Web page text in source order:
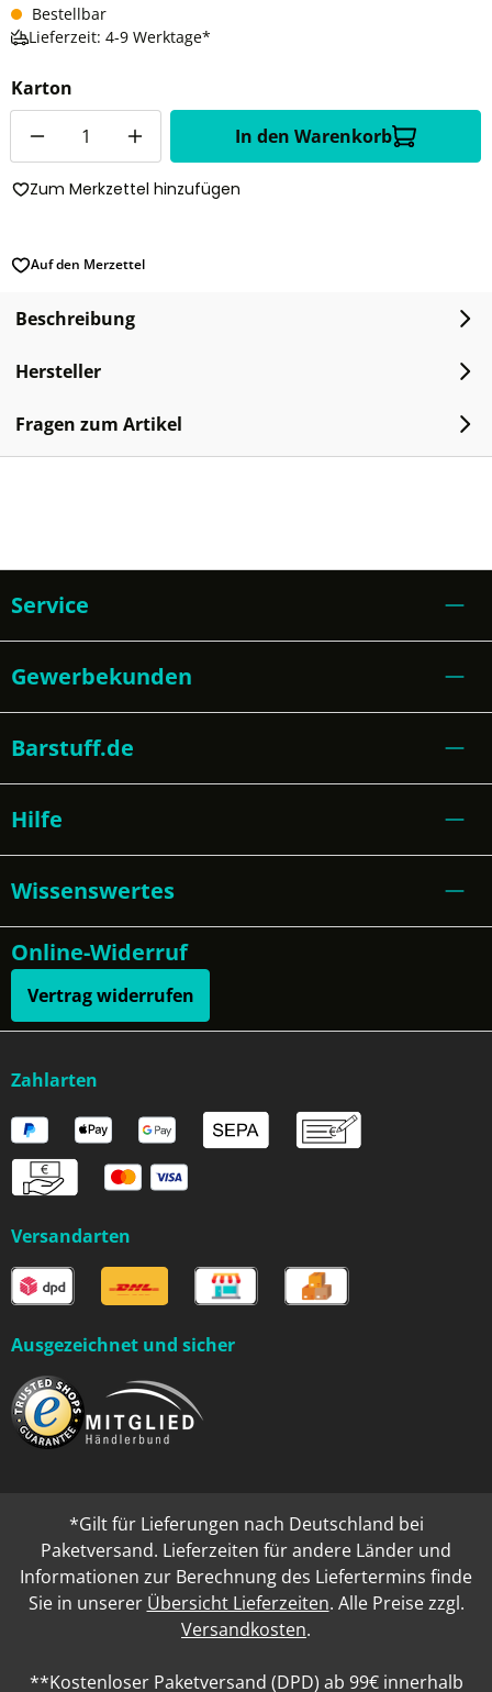
Bestellbar
Lieferzeit: 4-9 Werktage*
Karton
In den Warenkorb
Zum Merkzettel hinzufügen
Auf den Merzettel
Beschreibung
Hersteller
Fragen zum Artikel
Service
Gewerbekunden
Barstuff.de
Hilfe
Wissenswertes
Online-Widerruf
Vertrag widerrufen
Zahlarten
Versandarten
Ausgezeichnet und sicher
*Gilt für Lieferungen nach Deutschland bei
Paketversand. Lieferzeiten für andere Länder und
Informationen zur Berechnung des Liefertermins finde
Sie in unserer Übersicht Lieferzeiten. Alle Preise zzgl.
Versandkosten.
**Kostenloser Paketversand (DPD) ab 99€ innerhalb